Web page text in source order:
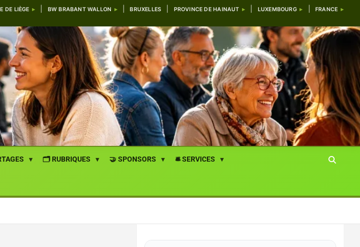
DE LIÈGE BW BRABANT WALLON BRUXELLES PROVINCE DE HAINAUT LUXEMBOURG FRANCE
🗂️ RUBRIQUES 🤝 SPONSORS 🛎️ SERVICES